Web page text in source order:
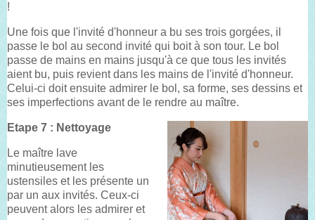
!
Une fois que l'invité d'honneur a bu ses trois gorgées, il
passe le bol au second invité qui boit à son tour. Le bol
passe de mains en mains jusqu'à ce que tous les invités
aient bu, puis revient dans les mains de l'invité d'honneur.
Celui-ci doit ensuite admirer le bol, sa forme, ses dessins et
ses imperfections avant de le rendre au maître.
Etape 7 : Nettoyage
Le maître lave
minutieusement les
ustensiles et les présente un
par un aux invités. Ceux-ci
peuvent alors les admirer et